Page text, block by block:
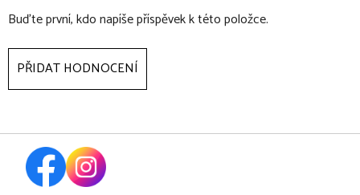
polštáře máte. Modely BUDDY, SOFTY a COMFY BIG jsou
Buddy má délku 180 cm (měřeno z vnější strany polštáře,
když je polštář tvarován do podkovy)
Buďte první, kdo napíše příspěvek k této položce.
PŘIDAT HODNOCENÍ